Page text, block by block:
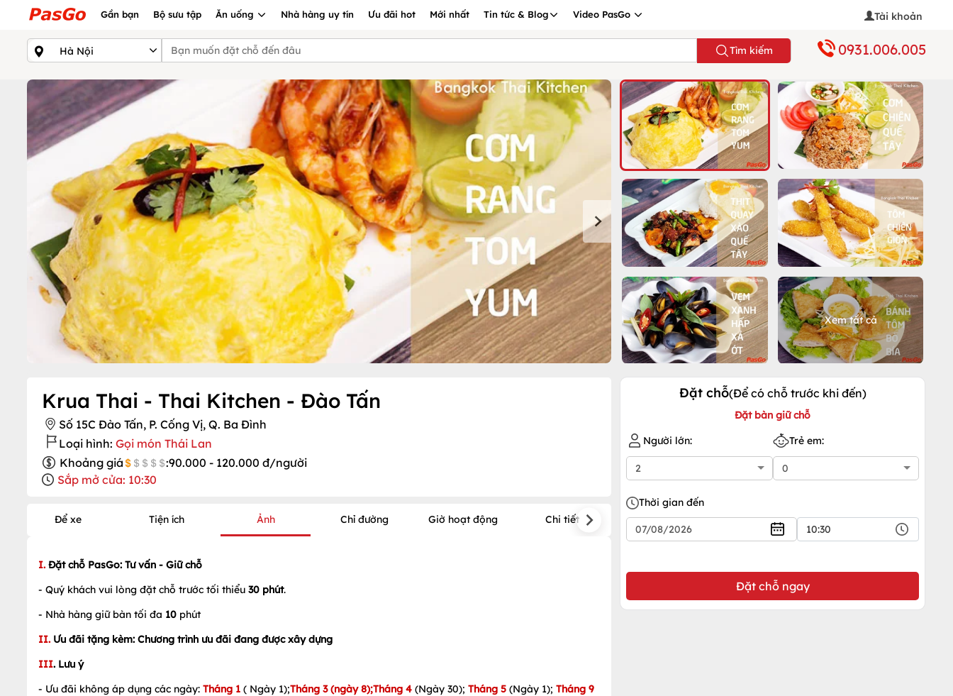
Gần bạn Bộ sưu tập Ăn uống Nhà hàng uy tín Ưu đãi hot Mới nhất Tin tức & Blog Video PasGo Tài khoản
Tìm kiếm 0931.006.005
Xem tất cả
Krua Thai - Thai Kitchen - Đào Tấn
Số 15C Đào Tấn, P. Cống Vị, Q. Ba Đình
Loại hình: Gọi món Thái Lan
Khoảng giá
:90.000 - 120.000 đ/người
Sắp mở cửa: 10:30
Để xe Tiện ích Ảnh Chỉ đường Giờ hoạt động Chi tiết
I. Đặt chỗ PasGo: Tư vấn - Giữ chỗ
- Quý khách vui lòng đặt chỗ trước tối thiểu 30 phút.
- Nhà hàng giữ bàn tối đa 10 phút
II. Ưu đãi tặng kèm: Chương trình ưu đãi đang được xây dựng
III. Lưu ý
- Ưu đãi không áp dụng các ngày: Tháng 1 ( Ngày 1);Tháng 3 (ngày 8);Tháng 4 (Ngày 30); Tháng 5 (Ngày 1); Tháng 9
Đặt chỗ(Để có chỗ trước khi đến)
Đặt bàn giữ chỗ
Người lớn:
Trẻ em:
Thời gian đến
10:30
Đặt chỗ ngay